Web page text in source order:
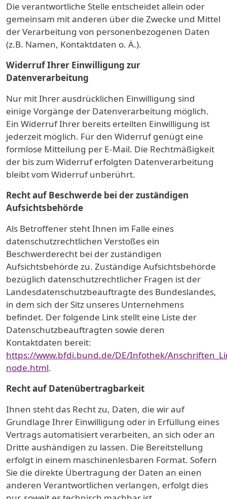
Die verantwortliche Stelle entscheidet allein oder
gemeinsam mit anderen über die Zwecke und Mittel
der Verarbeitung von personenbezogenen Daten
(z.B. Namen, Kontaktdaten o. Ä.).
Widerruf Ihrer Einwilligung zur
Datenverarbeitung
Nur mit Ihrer ausdrücklichen Einwilligung sind
einige Vorgänge der Datenverarbeitung möglich.
Ein Widerruf Ihrer bereits erteilten Einwilligung ist
jederzeit möglich. Für den Widerruf genügt eine
formlose Mitteilung per E-Mail. Die Rechtmäßigkeit
der bis zum Widerruf erfolgten Datenverarbeitung
bleibt vom Widerruf unberührt.
Recht auf Beschwerde bei der zuständigen
Aufsichtsbehörde
Als Betroffener steht Ihnen im Falle eines
datenschutzrechtlichen Verstoßes ein
Beschwerderecht bei der zuständigen
Aufsichtsbehörde zu. Zuständige Aufsichtsbehörde
bezüglich datenschutzrechtlicher Fragen ist der
Landesdatenschutzbeauftragte des Bundeslandes,
in dem sich der Sitz unseres Unternehmens
befindet. Der folgende Link stellt eine Liste der
Datenschutzbeauftragten sowie deren
Kontaktdaten bereit:
https://www.bfdi.bund.de/DE/Infothek/
node.html.
Recht auf Datenübertragbarkeit
Ihnen steht das Recht zu, Daten, die wir auf
Grundlage Ihrer Einwilligung oder in Erfüllung eines
Vertrags automatisiert verarbeiten, an sich oder an
Dritte aushändigen zu lassen. Die Bereitstellung
erfolgt in einem maschinenlesbaren Format. Sofern
Sie die direkte Übertragung der Daten an einen
anderen Verantwortlichen verlangen, erfolgt dies